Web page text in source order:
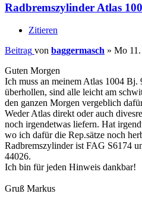
Radbremszylinder Atlas
Zitieren
Beitrag von baggermasch » Mo
Guten Morgen
Ich muss an meinem Atlas 1004 Bj.
überhollen, sind alle leicht am
den ganzen Morgen vergeblich
Weder Atlas direkt oder auch
noch irgendetwas liefern. Hat
wo ich dafür die Rep.sätze noch
Radbremszylinder ist FAG S6174
44026.
Ich bin für jeden Hinweis dankbar!
Gruß Markus